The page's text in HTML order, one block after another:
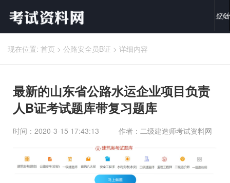
登陆
现在位置: 首页 > 公路安全员B证 > 详细内容
最新的山东省公路水运企业项目负责
人B证考试题库带复习题库
时间：2020-3-15 17:43:13 作者：二级建造师考试资料网